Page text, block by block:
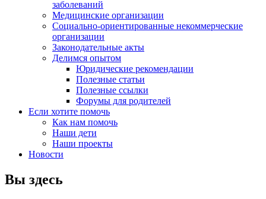
заболеваний
Медицинские организации
Социально-ориентированные некоммерческие
организации
Законодательные акты
Делимся опытом
Юридические рекомендации
Полезные статьи
Полезные ссылки
Форумы для родителей
Если хотите помочь
Как нам помочь
Наши дети
Наши проекты
Новости
Вы здесь